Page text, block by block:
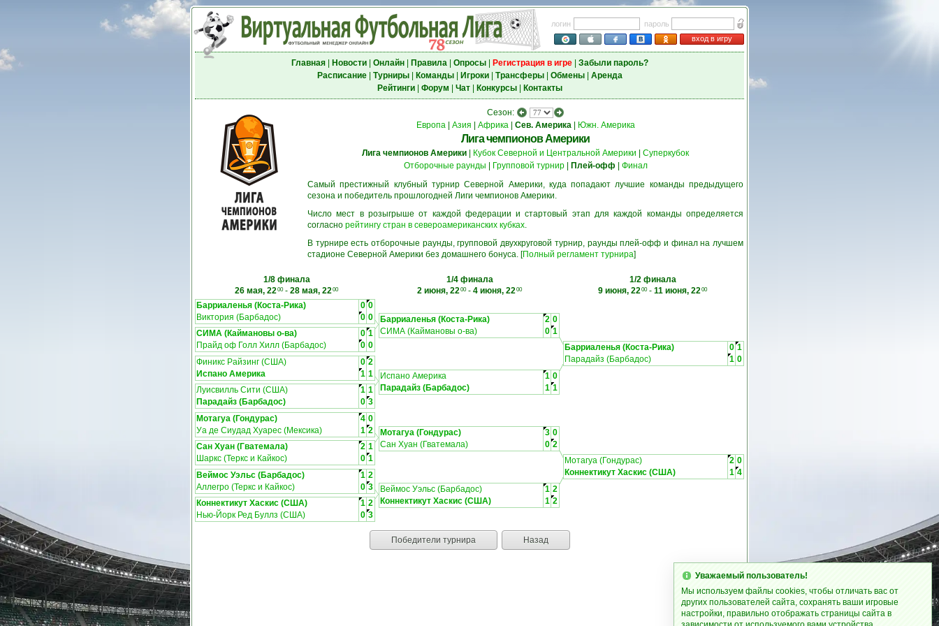
логин
пароль
вход в игру
Главная| Новости| Онлайн| Правила| Опросы| Регистрация в игре| Забыли пароль?
Расписание| Турниры| Команды| Игроки| Трансферы| Обмены| Аренда
Рейтинги| Форум Чат| Конкурсы| Контакты
Сезон:
Европа| Азия Африка| Сев. Америка| Южн. Америка
Лига чемпионов Америки
Лига чемпионов Америки Кубок Северной и Центральной Америки
Суперкубок
Отборочные раунды
Групповой турнир| Плей-офф
Финал
Самый престижный клубный турнир Северной Америки, куда попадают лучшие команды предыдущего
сезона и победитель прошлогодней Лиги чемпионов Америки.
Число мест в розыгрыше от каждой федерации и стартовый этап для каждой команды определяется
согласно рейтингу стран в североамериканских кубках.
В турнире есть отборочные раунды, групповой двухкруговой турнир, раунды плей-офф и финал на лучшем
стадионе Северной Америки без домашнего бонуса. [Полный регламент турнира]
1/8 финала
26 мая, 2200- 28 мая, 2200
1/4 финала
2 июня, 2200- 4 июня, 2200
1/2 финала
9 июня, 2200- 11 июня, 2200
Барриаленья (Коста-Рика) 0 0
Виктория (Барбадос)
0 0
СИМА (Каймановы о-ва)
0 1
Прайд оф Голл Хилл (Барбадос)
0 0
Барриаленья (Коста-Рика) 2 0
СИМА (Каймановы о-ва)
0 1
Барриаленья (Коста-Рика)
0 1
Парадайз (Барбадос)
1 0
Финикс Райзинг (США) 0 2
Испано Америка
1 1
Луисвилль Сити (США)
1 1
Парадайз (Барбадос)
0 3
Испано Америка 1 0
Парадайз (Барбадос)
1 1
Мотагуа (Гондурас) 4 0
Уа де Сиудад Хуарес (Мексика)
1 2
Сан Хуан (Гватемала)
2 1
Шаркс (Теркс и Кайкос)
0 1
Мотагуа (Гондурас) 3 0
Сан Хуан (Гватемала)
0 2
Мотагуа (Гондурас)
2 0
Коннектикут Хаскис (США)
1 4
Веймос Уэльс (Барбадос) 1 2
Аллегро (Теркс и Кайкос)
0 3
Коннектикут Хаскис (США)
1 2
Нью-Йорк Ред Буллз (США)
0 3
Веймос Уэльс (Барбадос) 1 2
Коннектикут Хаскис (США)
1 2
Победители турнира Назад
Уважаемый пользователь!
Мы используем файлы cookies, чтобы отличать вас от
других пользователей сайта, сохранять ваши игровые
настройки, правильно отображать страницы сайта в